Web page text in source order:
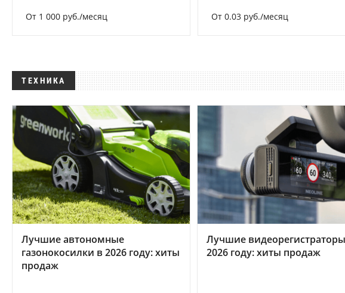
От 1 000 руб./месяц От 0.03 руб./месяц
ТЕХНИКА
Лучшие автономные
газонокосилки в 2026 году: хиты
продаж
Лучшие
2026 году: хиты продаж